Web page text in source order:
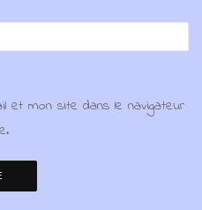
et mon site dans le navigateur